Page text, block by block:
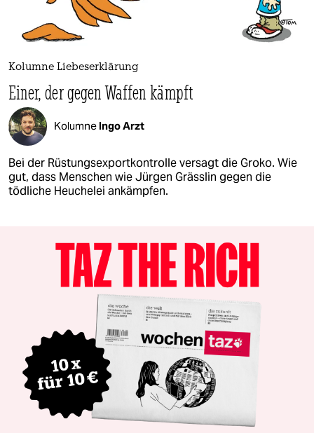
Kolumne Liebeserklärung
Einer, der gegen Waffen kämpft
Kolumne Ingo Arzt
Bei der Rüstungsexportkontrolle versagt die Groko. Wie
gut, dass Menschen wie Jürgen Grässlin gegen die
tödliche Heuchelei ankämpfen.